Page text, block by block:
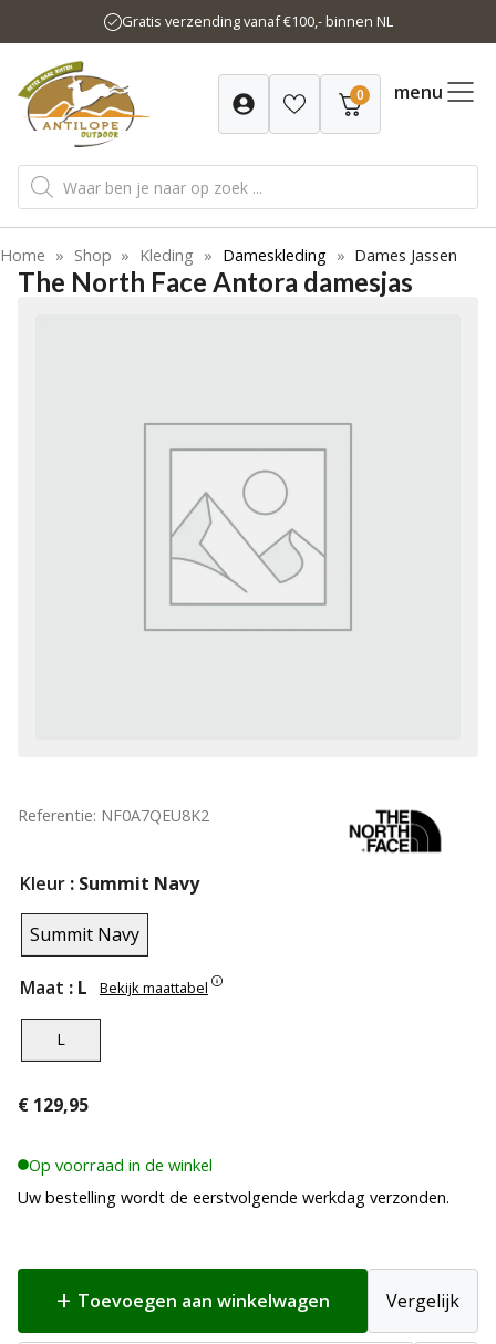
naar
inhoud
Gratis verzending vanaf €100,- binnen NL
0 menu
Producten
zoeken
Home » Shop » Kleding » Dameskleding » Dames Jassen
The North Face Antora damesjas
Referentie: NF0A7QEU8K2
Kleur : Summit Navy
Summit Navy
Maat : L Bekijk maattabel
L
€ 129,95
Op voorraad in de winkel
Uw bestelling wordt de eerstvolgende werkdag verzonden.
Toevoegen aan winkelwagen Vergelijk